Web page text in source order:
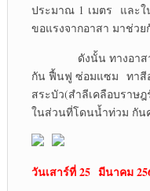
ประมาณ 1 เมตร และใ
ขอแรงจากอาสา มาช่ว
ดังนั้น ทางอาสาบ้า
กัน ฟื้นฟู ซ่อมแซม ทาสีอ
สระบัว(สำลีเคลือบราษ
ในส่วนที่โดนน้ำท่วม กัน
วันเสาร์ที่ 25 มีนาคม